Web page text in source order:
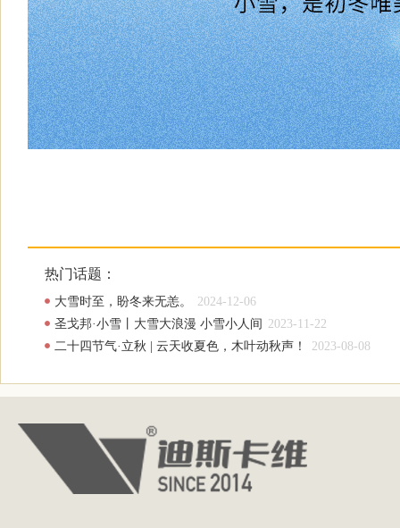
热门话题：
大雪时至，盼冬来无恙。
2024-12-06
圣戈邦·小雪丨大雪大浪漫 小雪小人间 2023-11-22
二十四节气·立秋 | 云天收夏色，木叶动秋声！
2023-08-08